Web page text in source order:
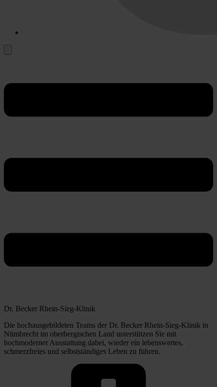
Dr. Becker Rhein-Sieg-Klinik
Die hochausgebildeten Teams der Dr. Becker Rhein-Sieg-Klinik in
Nümbrecht im oberbergischen Land unterstützen Sie mit
hochmoderner Ausstattung dabei, wieder ein lebenswertes,
schmerzfreies und selbstständiges Leben zu führen.